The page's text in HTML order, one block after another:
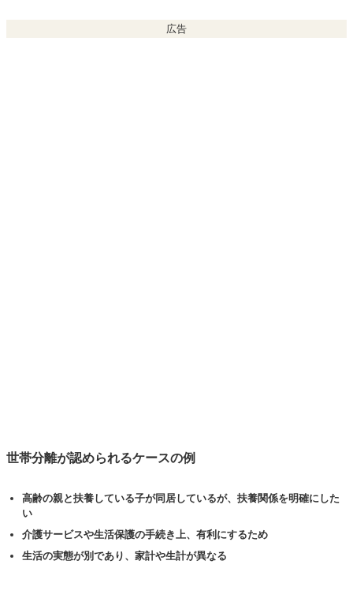
広告
世帯分離が認められるケースの例
高齢の親と扶養している子が同居しているが、扶養関係を明確にした
い
介護サービスや生活保護の手続き上、有利にするため
生活の実態が別であり、家計や生計が異なる